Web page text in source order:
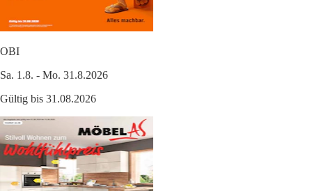
OBI
Sa. 1.8. - Mo. 31.8.2026
Gültig bis 31.08.2026